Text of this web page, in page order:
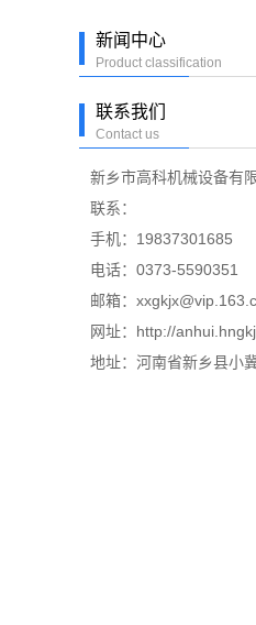
新闻中心
Product classification
联系我们
Contact us
新乡市高科机械设备有
联系：
手机：19837301685
电话：0373-5590351
邮箱：
网址：http://
地址：河南省新乡县小